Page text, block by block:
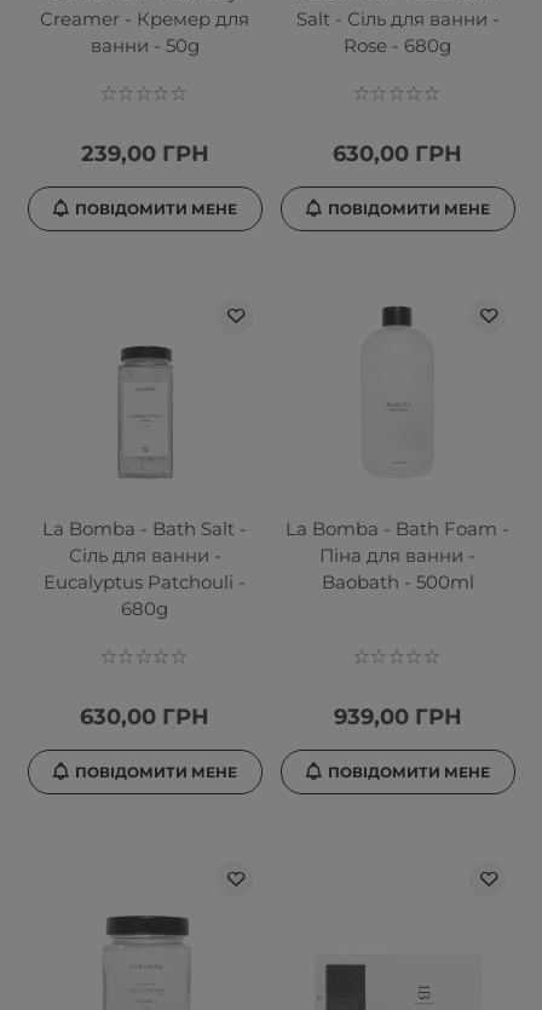
Creamer - Кремер для
ванни - 50g
239,00 ГРН
ПОВІДОМИТИ МЕНЕ
Salt - Сіль для ванни -
Rose - 680g
630,00 ГРН
ПОВІДОМИТИ МЕНЕ
La Bomba - Bath Salt -
Сіль для ванни -
Eucalyptus Patchouli -
680g
630,00 ГРН
ПОВІДОМИТИ МЕНЕ
La Bomba - Bath Foam -
Піна для ванни -
Baobath - 500ml
939,00 ГРН
ПОВІДОМИТИ МЕНЕ